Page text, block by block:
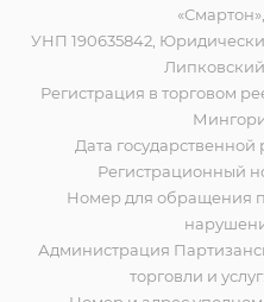
УНП 190635842,
Регистрация в торговом
Дата
Регистрационный
Номер для обращения
Администрация
торговли и